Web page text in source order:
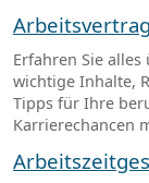
Arbeitsvertrag
Erfahren Sie
wichtige Inhalte,
Tipps für Ihre
Karrierechancen